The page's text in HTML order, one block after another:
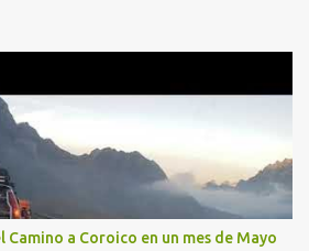
a Coroico en un mes de Mayo